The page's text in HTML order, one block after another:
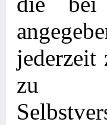
jederzeit
zu